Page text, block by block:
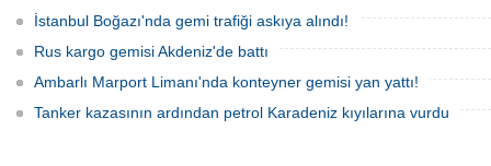
İstanbul Boğazı'nda gemi trafiği askıya alındı!
Rus kargo gemisi Akdeniz'de battı
Ambarlı Marport Limanı'nda konteyner gemisi yan yattı!
Tanker kazasının ardından petrol Karadeniz kıyılarına vurdu